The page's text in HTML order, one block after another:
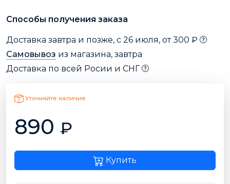
Способы получения заказа
Доставка завтра и позже, с 26 июля, от 300 ₽
Самовывоз из магазина, завтра
Доставка по всей Росии и СНГ
Уточняйте наличие
890 ₽
Купить